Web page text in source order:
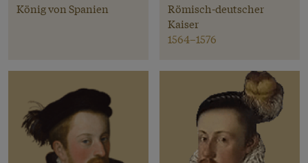
König von Spanien
Römisch-deutscher
Kaiser
1564–1576